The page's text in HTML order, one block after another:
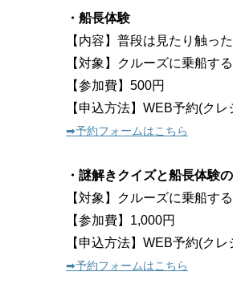
・船長体験
【内容】普段は見たり触っ
【対象】クルーズに乗船す
【参加費】500円
【申込方法】WEB予約(ク
➡︎予約フォームはこちら
・謎解きクイズと船長体験
【対象】クルーズに乗船す
【参加費】1,000円
【申込方法】WEB予約(ク
➡︎予約フォームはこちら